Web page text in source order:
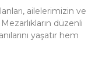
ailelerimizin ve
düzenli
yaşatır hem